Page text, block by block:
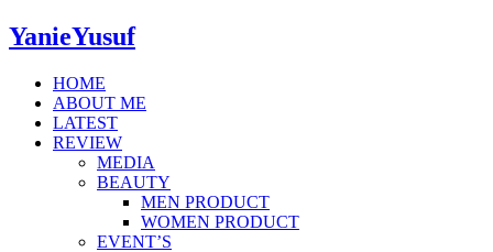
YanieYusuf
HOME
ABOUT ME
LATEST
REVIEW
MEDIA
BEAUTY
MEN PRODUCT
WOMEN PRODUCT
EVENT’S